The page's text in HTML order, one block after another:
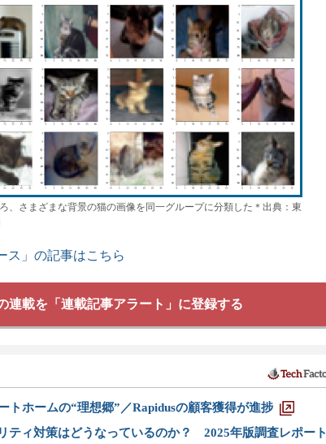
、さまざまな背景の猫の画像を同一グループに分類した＊出典：東
ス」の記事はこちら
連載を「連載記事アラート」に登録する
トホームの“理想郷”／Rapidusの顧客獲得が進捗
ティ対策はどうなっているのか？ 2025年版調査レポート